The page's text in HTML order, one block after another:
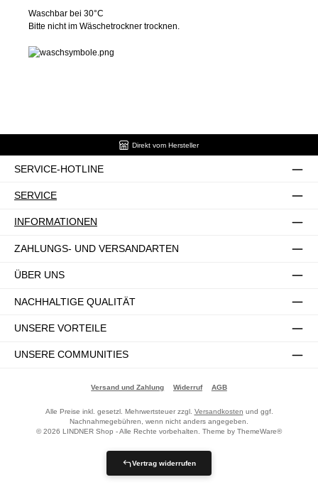
Waschbar bei 30°C
Bitte nicht im Wäschetrockner trocknen.
Direkt vom Hersteller
SERVICE-HOTLINE
SERVICE
INFORMATIONEN
ZAHLUNGS- UND VERSANDARTEN
ÜBER UNS
NACHHALTIGE QUALITÄT
UNSERE VORTEILE
UNSERE COMMUNITIES
Versand und Zahlung Widerruf AGB
Alle Preise inkl. gesetzl. Mehrwertsteuer zzgl. Versandkosten und ggf.
Nachnahmegebühren, wenn nicht anders angegeben.
© 2026 LINDNER Shop - Alle Rechte vorbehalten. Theme by ThemeWare®
Vertrag widerrufen